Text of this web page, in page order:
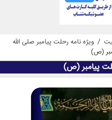
/ ویژه نامه رحلت پیامبر صلی الله
(ص)
پیامبر (ص)